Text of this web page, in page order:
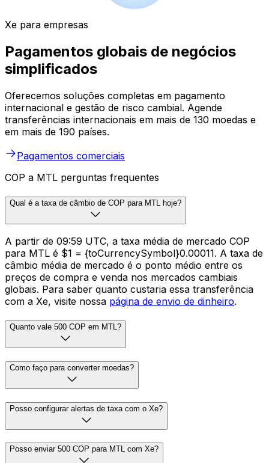
Xe para empresas
Pagamentos globais de negócios
simplificados
Oferecemos soluções completas em pagamento
internacional e gestão de risco cambial. Agende
transferências internacionais em mais de 130 moedas e
em mais de 190 países.
Pagamentos comerciais
COP a MTL perguntas frequentes
Qual é a taxa de câmbio de COP para MTL hoje?
A partir de 09:59 UTC, a taxa média de mercado COP
para MTL é $1 = {toCurrencySymbol}0.00011. A taxa de
câmbio média de mercado é o ponto médio entre os
preços de compra e venda nos mercados cambiais
globais. Para saber quanto custaria essa transferência
com a Xe, visite nossa página de envio de dinheiro.
Quanto vale 500 COP em MTL?
Como faço para converter moedas?
Posso configurar alertas de taxa com o Xe?
Posso enviar 500 COP para MTL com Xe?